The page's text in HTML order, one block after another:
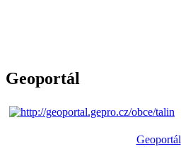
Geoportál
Geoportál